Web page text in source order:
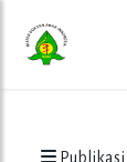
Publikasi